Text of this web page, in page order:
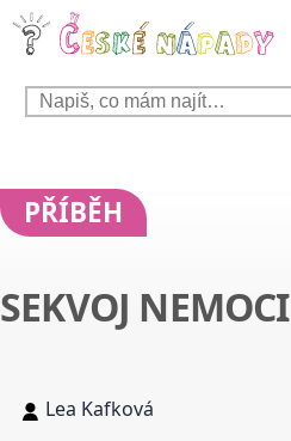
PŘÍBĚH
SEKVOJ NEMOCI
Lea Kafková